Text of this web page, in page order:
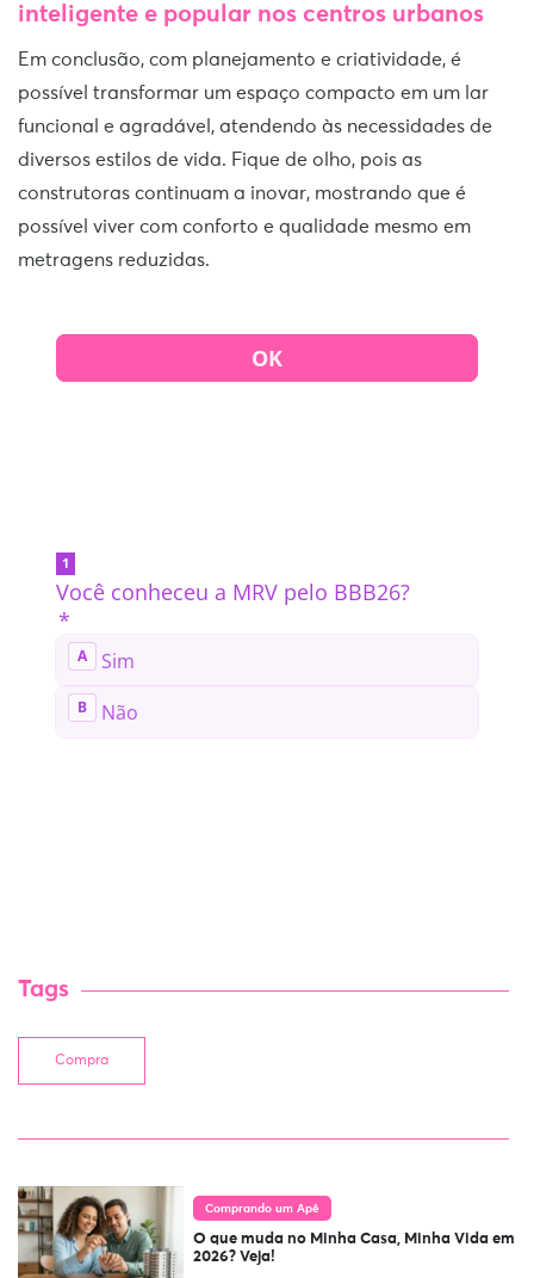
inteligente e popular nos centros urbanos
Em conclusão, com planejamento e criatividade, é
possível transformar um espaço compacto em um lar
funcional e agradável, atendendo às necessidades de
diversos estilos de vida. Fique de olho, pois as
construtoras continuam a inovar, mostrando que é
possível viver com conforto e qualidade mesmo em
metragens reduzidas.
Tags
Compra
Comprando um Apê
O que muda no Minha Casa, Minha Vida em
2026? Veja!